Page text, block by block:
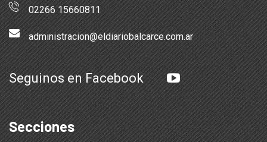
02266 15660811
administracion@eldiariobalcarce.com.ar
Seguinos en Facebook
Secciones